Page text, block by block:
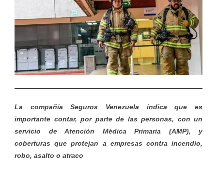
La compañía Seguros Venezuela indica que es
importante contar, por parte de las personas, con un
servicio de Atención Médica Primaria (AMP), y
coberturas que protejan a empresas contra incendio,
robo, asalto o atraco